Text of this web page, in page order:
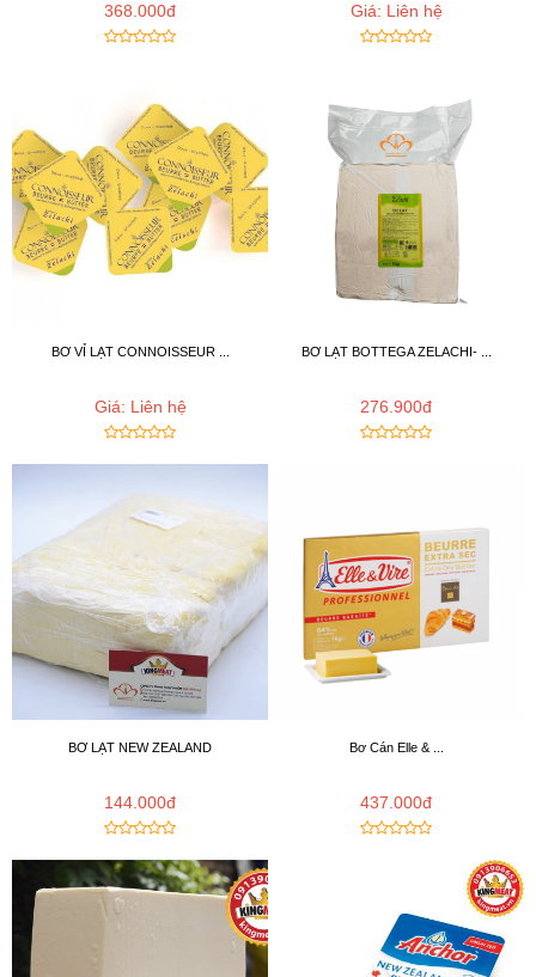
368.000đ Giá: Liên hệ
BƠ VỈ LẠT CONNOISSEUR ...
Giá: Liên hệ
BƠ LẠT BOTTEGA ZELACHI- ...
276.900đ
BƠ LẠT NEW ZEALAND
144.000đ
Bơ Cán Elle & ...
437.000đ